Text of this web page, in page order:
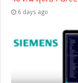
6 days ago